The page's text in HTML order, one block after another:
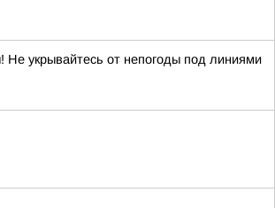
Не укрывайтесь от непогоды под линиями